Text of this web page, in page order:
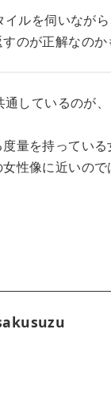
ルを伺いなが
のが正解なのか
通しているのが
量を持ってい
性像に近いので